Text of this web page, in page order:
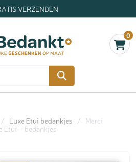
VERZENDEN
0
/ Luxe Etui bedankjes /
Merci
Etui – bedankjes